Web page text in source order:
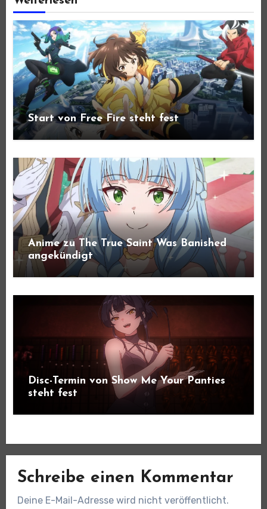
Start von Free Fire steht fest
Anime zu The True Saint Was Banished
angekündigt
Disc-Termin von Show Me Your Panties
steht fest
Schreibe einen Kommentar
Deine E-Mail-Adresse wird nicht veröffentlicht.